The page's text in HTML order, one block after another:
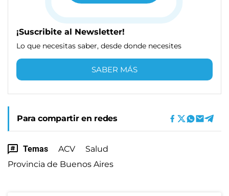
¡Suscribite al Newsletter!
Lo que necesitas saber, desde donde necesites
SABER MÁS
Para compartir en redes
Temas ACV
Salud
Provincia de Buenos Aires